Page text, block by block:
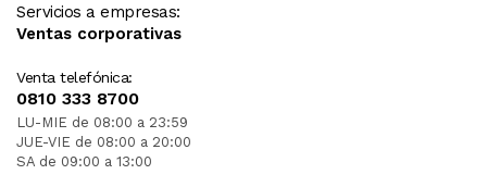
Servicios a empresas:
Ventas corporativas
Venta telefónica:
0810 333 8700
LU-MIE de 08:00 a 23:59
JUE-VIE de 08:00 a 20:00
SA de 09:00 a 13:00